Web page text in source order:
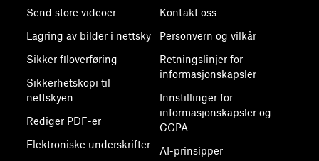
Send store videoer
Lagring av bilder i nettsky
Sikker filoverføring
Sikkerhetskopi til
nettskyen
Rediger PDF-er
Elektroniske underskrifter
Kontakt oss
Personvern og vilkår
Retningslinjer for
informasjonskapsler
Innstillinger for
informasjonskapsler og
CCPA
AI-prinsipper